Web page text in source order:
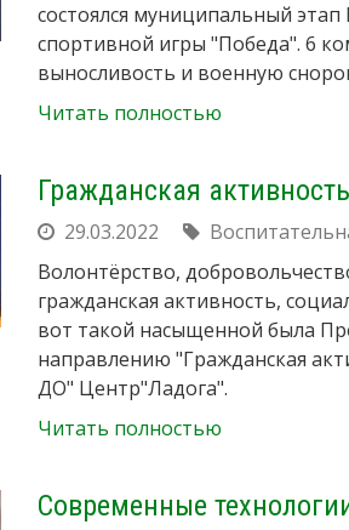
состоялся муниципальный
спортивной игры "Победа". 6
выносливость и военную
Читать полностью
Гражданская
29.03.2022
Волонтёрство,
гражданская активность,
вот такой насыщенной была
направлению "Гражданская
ДО" Центр"Ладога".
Читать полностью
Современные